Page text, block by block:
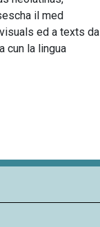
il med
ed a texts da
cun la lingua